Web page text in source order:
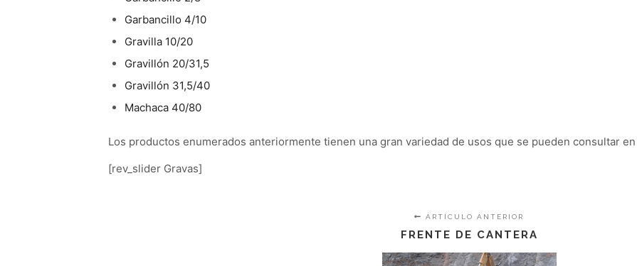
Garbancillo 4/10
Gravilla 10/20
Gravillón 20/31,5
Gravillón 31,5/40
Machaca 40/80
Los productos enumerados anteriormente tienen una gran variedad de usos que se pueden consultar
[rev_slider Gravas]
ARTÍCULO ANTERIOR
FRENTE DE CANTERA